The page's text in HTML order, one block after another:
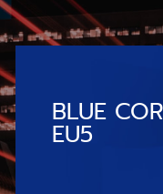
BLUE
EU5